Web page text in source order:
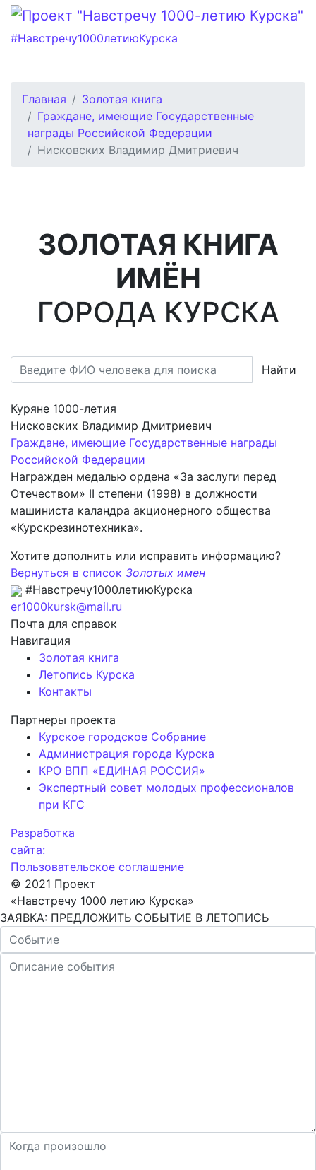
#Навстречу1000летиюКурска
Главная
Золотая книга
Граждане, имеющие Государственные
награды Российской Федерации
Нисковских Владимир Дмитриевич
ЗОЛОТАЯ КНИГА
ИМЁН
ГОРОДА КУРСКА
Найти
Куряне 1000-летия
Нисковских Владимир Дмитриевич
Граждане, имеющие Государственные награды
Российской Федерации
Награжден медалью ордена «За заслуги перед
Отечеством» II степени (1998) в должности
машиниста каландра акционерного общества
«Курскрезинотехника».
Хотите дополнить или исправить информацию?
Вернуться в список Золотых имен
#Навстречу1000летиюКурска
er1000kursk@mail.ru
Почта для справок
Навигация
Золотая книга
Летопись Курска
Контакты
Партнеры проекта
Курское городское Собрание
Администрация города Курска
КРО ВПП «ЕДИНАЯ РОССИЯ»
Экспертный совет молодых профессионалов
при КГС
Разработка
сайта:
Пользовательское соглашение
© 2021 Проект
«Навстречу 1000 летию Курска»
ЗАЯВКА: ПРЕДЛОЖИТЬ СОБЫТИЕ В ЛЕТОПИСЬ